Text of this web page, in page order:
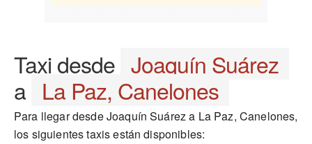
Taxi desde Joaquín Suárez
a La Paz, Canelones
Para llegar desde Joaquín Suárez a La Paz, Canelones,
los siguientes taxis están disponibles: